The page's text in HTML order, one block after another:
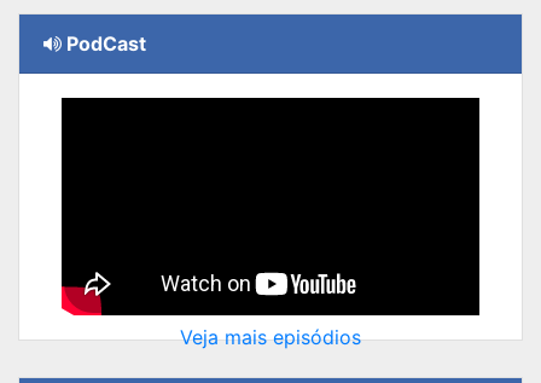
PodCast
Veja mais episódios